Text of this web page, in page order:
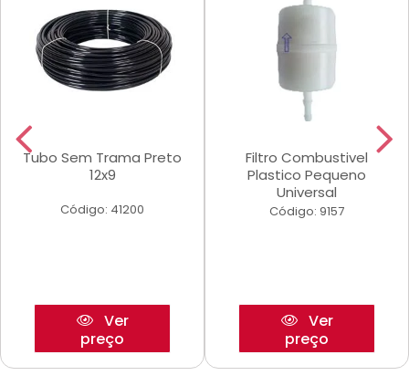
Tubo Sem Trama Preto
12x9
Código: 41200
Ver
preço
Filtro Combustivel
Plastico Pequeno
Universal
Código: 9157
Ver
preço